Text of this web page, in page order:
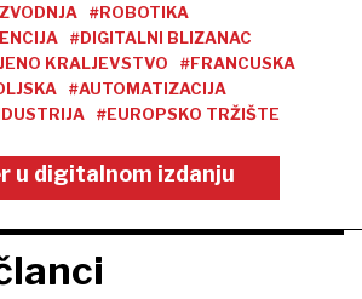
#ROBOTIKA
#DIGITALNI BLIZANAC
KRALJEVSTVO
#FRANCUSKA
#AUTOMATIZACIJA
#EUROPSKO TRŽIŠTE
u digitalnom izdanju